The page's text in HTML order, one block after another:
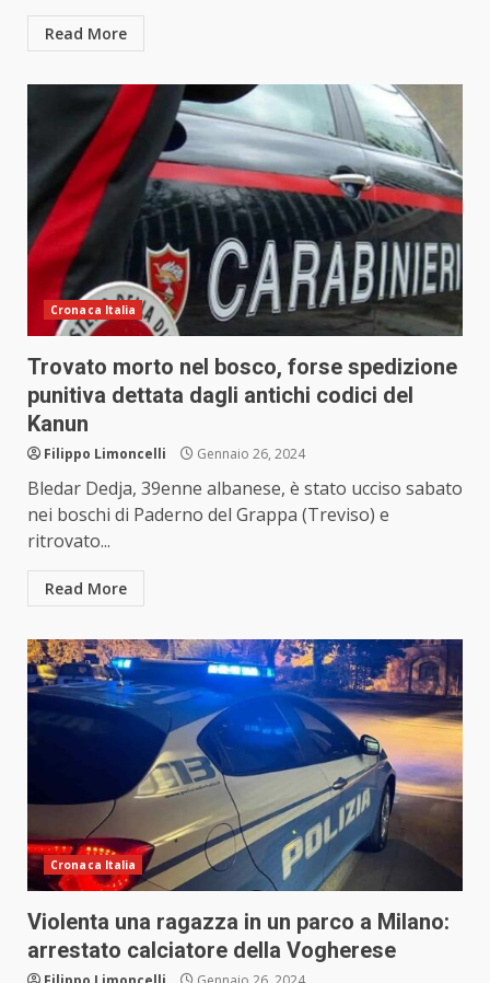
Read More
Cronaca Italia
Trovato morto nel bosco, forse spedizione
punitiva dettata dagli antichi codici del
Kanun
Filippo Limoncelli Gennaio 26, 2024
Bledar Dedja, 39enne albanese, è stato ucciso sabato
nei boschi di Paderno del Grappa (Treviso) e
ritrovato...
Read More
Cronaca Italia
Violenta una ragazza in un parco a Milano:
arrestato calciatore della Vogherese